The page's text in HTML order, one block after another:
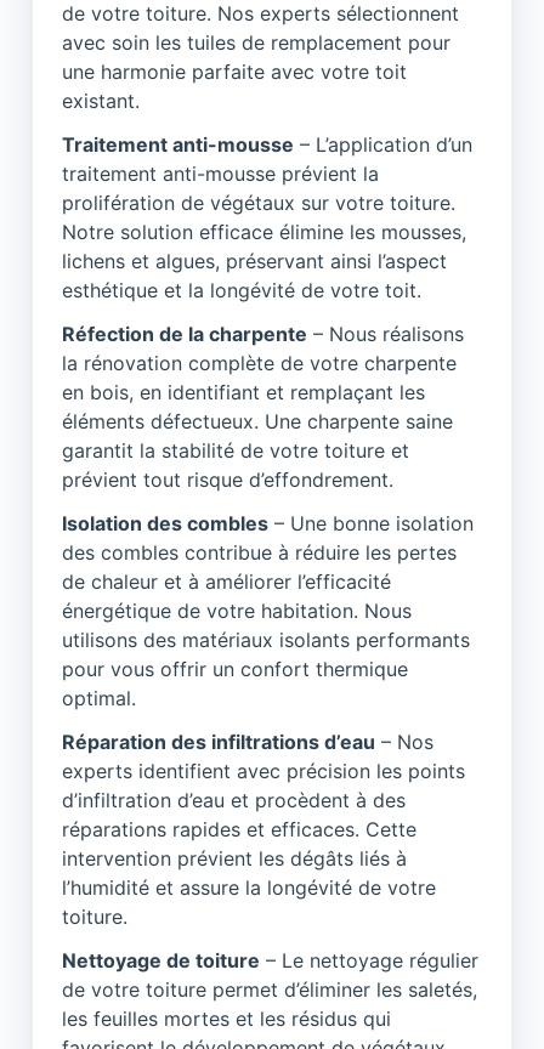
de votre toiture. Nos experts sélectionnent
avec soin les tuiles de remplacement pour
une harmonie parfaite avec votre toit
existant.
Traitement anti-mousse – L’application d’un
traitement anti-mousse prévient la
prolifération de végétaux sur votre toiture.
Notre solution efficace élimine les mousses,
lichens et algues, préservant ainsi l’aspect
esthétique et la longévité de votre toit.
Réfection de la charpente – Nous réalisons
la rénovation complète de votre charpente
en bois, en identifiant et remplaçant les
éléments défectueux. Une charpente saine
garantit la stabilité de votre toiture et
prévient tout risque d’effondrement.
Isolation des combles – Une bonne isolation
des combles contribue à réduire les pertes
de chaleur et à améliorer l’efficacité
énergétique de votre habitation. Nous
utilisons des matériaux isolants performants
pour vous offrir un confort thermique
optimal.
Réparation des infiltrations d’eau – Nos
experts identifient avec précision les points
d’infiltration d’eau et procèdent à des
réparations rapides et efficaces. Cette
intervention prévient les dégâts liés à
l’humidité et assure la longévité de votre
toiture.
Nettoyage de toiture – Le nettoyage régulier
de votre toiture permet d’éliminer les saletés,
les feuilles mortes et les résidus qui